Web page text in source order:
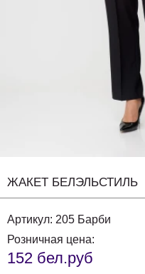
ЖАКЕТ БЕЛЭЛЬСТИЛЬ
Артикул: 205 Барби
Розничная цена:
152 бел.руб